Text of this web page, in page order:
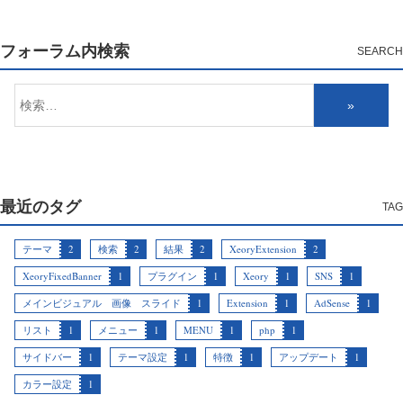
フォーラム内検索
最近のタグ
テーマ 2 検索 2 結果 2 XeoryExtension
2
XeoryFixedBanner
1 プラグイン 1 Xeory 1 SNS
1
メインビジュアル 画像 スライド
1 Extension 1 AdSense
1
リスト
1 メニュー 1 MENU 1 php
1
サイドバー
1 テーマ設定 1 特徴 1 アップデート
1
カラー設定
1